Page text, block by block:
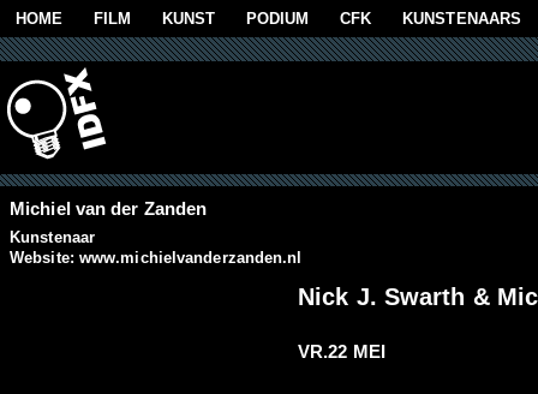
Overslaan en naar de algemene inhoud gaan
HOME FILM KUNST PODIUM CFK KUNSTENAARS
Michiel van der Zanden
Kunstenaar
Website: www.michielvanderzanden.nl
Nick J. Swarth &
VR.22 MEI